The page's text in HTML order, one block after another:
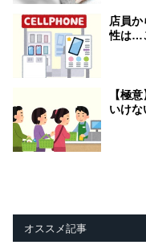
店員か
性は…
【極
いけな
オススメ記事